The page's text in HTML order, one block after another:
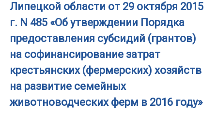
Липецкой области от 29 октября 2015
г. N 485 «Об утверждении Порядка
предоставления субсидий (грантов)
на софинансирование затрат
крестьянских (фермерских) хозяйств
на развитие семейных
животноводческих ферм в 2016 году»